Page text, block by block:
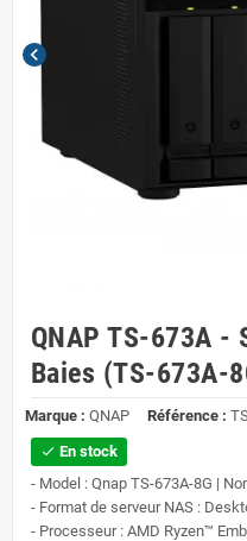
chevron_left
QNAP TS-673A -
Baies (TS-673A-
Marque : QNAP Référence :
check En stock
- Model : Qnap TS-673A-8G |
- Format de serveur NAS :
- Processeur : AMD Ryzen™